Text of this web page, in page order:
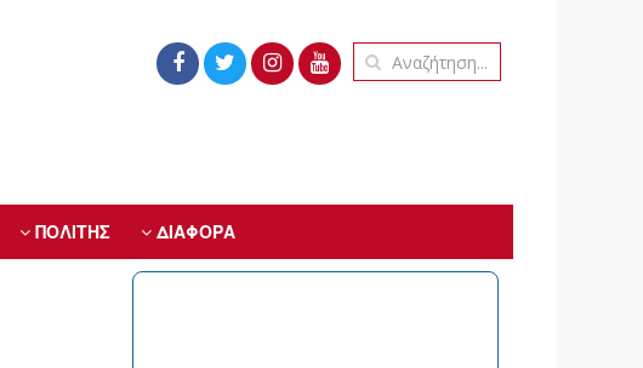
ΠΟΛΙΤΗΣ ΔΙΑΦΟΡΑ